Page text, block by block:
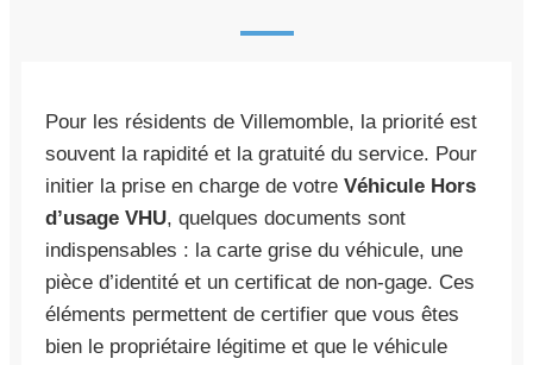
Pour les résidents de Villemomble, la priorité est
souvent la rapidité et la gratuité du service. Pour
initier la prise en charge de votre Véhicule Hors
d’usage VHU, quelques documents sont
indispensables : la carte grise du véhicule, une
pièce d’identité et un certificat de non-gage. Ces
éléments permettent de certifier que vous êtes
bien le propriétaire légitime et que le véhicule